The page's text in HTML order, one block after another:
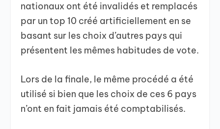
nationaux ont été invalidés et remplacés
par un top 10 créé artificiellement en se
basant sur les choix d’autres pays qui
présentent les mêmes habitudes de vote.
Lors de la finale, le même procédé a été
utilisé si bien que les choix de ces 6 pays
n’ont en fait jamais été comptabilisés.